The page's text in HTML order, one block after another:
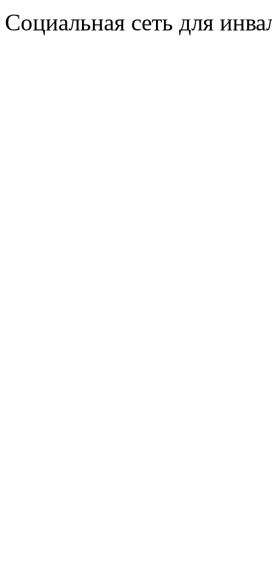
Социальная сеть для